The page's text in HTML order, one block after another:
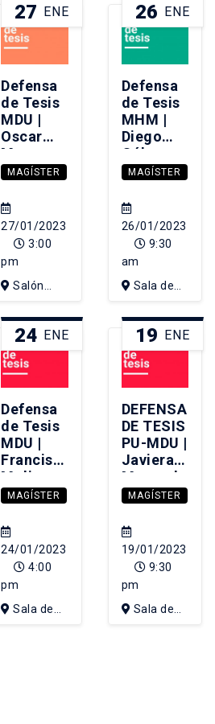
27 ENE
Defensa
de Tesis
MDU |
Oscar
Moreno
Beltrán
MAGÍSTER
27/01/2023
3:00
pm
Salón
Larraín
26 ENE
Defensa
de Tesis
MHM |
Diego
Gálvez
Pino
MAGÍSTER
26/01/2023
9:30
am
Sala de
IEUT, 4to
piso edificio
de Diseño
24 ENE
Defensa
de Tesis
MDU |
Francisca
Molinos
Moyano
MAGÍSTER
24/01/2023
4:00
pm
Sala de
19 ENE
DEFENSA
DE TESIS
PU-MDU |
Javiera
Moncada
Díaz
MAGÍSTER
19/01/2023
9:30
pm
Sala de